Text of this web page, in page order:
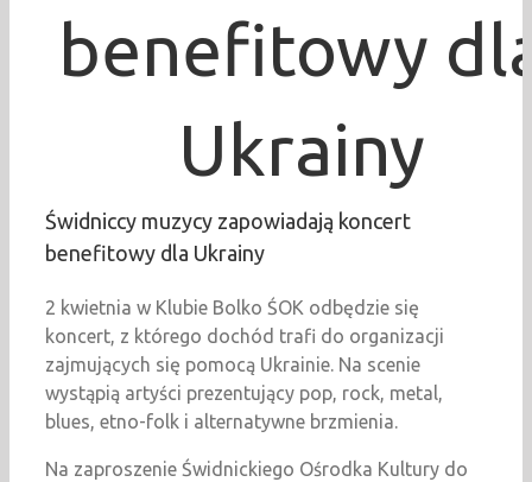
benefitowy
Ukrainy
Świdniccy muzycy zapowiadają koncert
benefitowy dla Ukrainy
2 kwietnia w Klubie Bolko ŚOK odbędzie się
koncert, z którego dochód trafi do organizacji
zajmujących się pomocą Ukrainie. Na scenie
wystąpią artyści prezentujący pop, rock, metal,
blues, etno-folk i alternatywne brzmienia.
Na zaproszenie Świdnickiego Ośrodka Kultury do